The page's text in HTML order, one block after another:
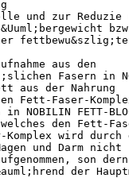
und zur Reduzie
aus den
Fasern in
aus der Nahrung
Fett-Faser-
FETT-
den Fett-
wird durch
und Darm nicht
son
der